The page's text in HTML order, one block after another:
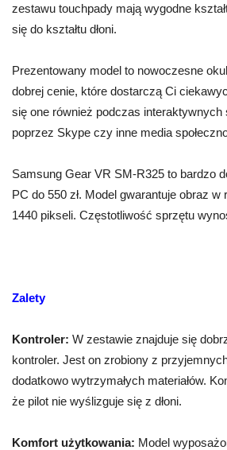
zestawu touchpady mają wygodne
się do kształtu dłoni.
Prezentowany model to nowoczesne
dobrej cenie, które dostarczą Ci
się one również podczas
poprzez Skype czy inne media
Samsung Gear VR SM-R325 to bardzo
PC do 550 zł. Model gwarantuje obraz
1440 pikseli. Częstotliwość sprzętu
Zalety
Kontroler: W zestawie znajduje się
kontroler. Jest on zrobiony z
dodatkowo wytrzymałych materiałów.
że pilot nie wyślizguje się z dłoni.
Komfort użytkowania: Model